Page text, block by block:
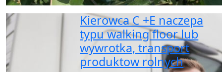
Kierowca C +E naczepa
typu walking floor lub
wywrotka, transport
produktow rolnych